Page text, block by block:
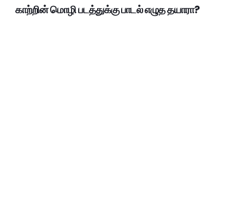
காற்றின் மொழி படத்துக்கு பாடல் எழுத தயாரா?